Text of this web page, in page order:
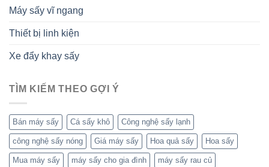
Máy sấy vĩ ngang
Thiết bị linh kiện
Xe đẩy khay sấy
TÌM KIẾM THEO GỢI Ý
Bán máy sấy Cá sấy khô Công nghệ sấy lạnh
công nghệ sấy nóng Giá máy sấy Hoa quả sấy Hoa sấy
Mua máy sấy máy sấy cho gia đình máy sấy rau củ